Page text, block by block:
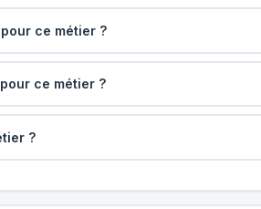
ce métier ?
ce métier ?
?